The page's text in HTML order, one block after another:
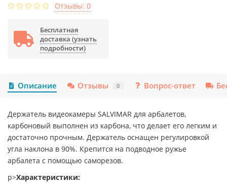
Отзывы: 0
Бесплатная
доставка (узнать
подробности)
Описание Отзывы 0 Вопрос-ответ
Держатель видеокамеры SALVIMAR для арбалетов,
карбоновый выполнен из карбона, что делает его легким и
достаточно прочным. Держатель оснащен регулировкой
угла наклона в 90%. Крепится на подводное ружье
арбалета с помощью саморезов.
p>Характеристики: